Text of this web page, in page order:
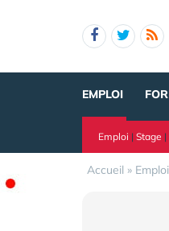
EMPLOI
Emploi | Stage |
Accueil » Emploi